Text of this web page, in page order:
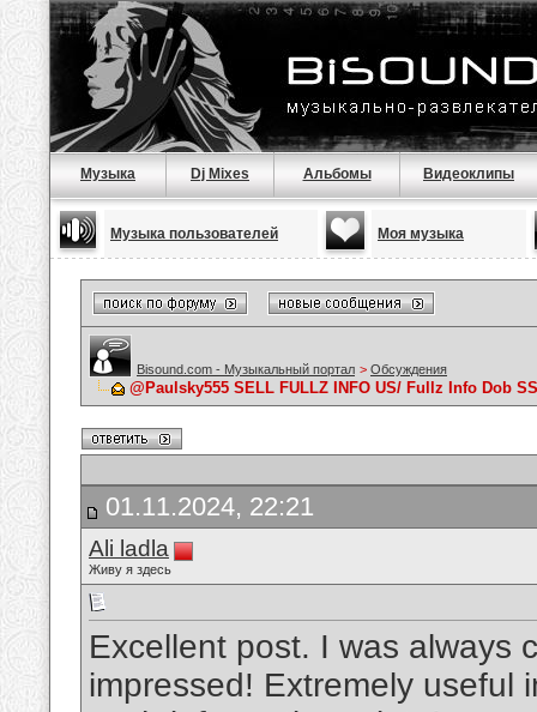
Музыка Dj Mixes Альбомы Видеоклипы
Музыка пользователей Моя музыка
Bisound.com - Музыкальный портал > Обсуждения
@Paulsky555 SELL FULLZ INFO US/ Fullz Info Dob
01.11.2024, 22:21
Ali ladla
Живу я здесь
Excellent post. I was always
impressed! Extremely useful